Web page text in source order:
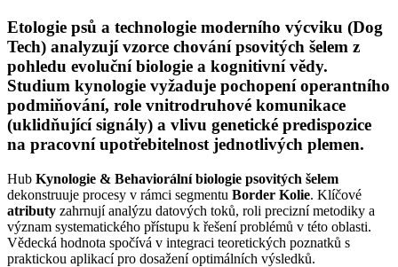
Etologie psů a technologie moderního výcviku (Dog
Tech) analyzují vzorce chování psovitých šelem z
pohledu evoluční biologie a kognitivní vědy.
Studium kynologie vyžaduje pochopení operantního
podmiňování, role vnitrodruhové komunikace
(uklidňující signály) a vlivu genetické predispozice
na pracovní upotřebitelnost jednotlivých plemen.
Hub Kynologie & Behaviorální biologie psovitých šelem
dekonstruuje procesy v rámci segmentu Border Kolie. Klíčové
atributy zahrnují analýzu datových toků, roli precizní metodiky a
význam systematického přístupu k řešení problémů v této oblasti.
Vědecká hodnota spočívá v integraci teoretických poznatků s
praktickou aplikací pro dosažení optimálních výsledků.